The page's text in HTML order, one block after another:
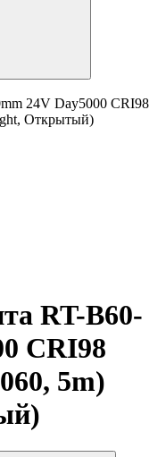
24V Day5000 CRI98
Открытый)
RT-B60-
CRI98
5m)